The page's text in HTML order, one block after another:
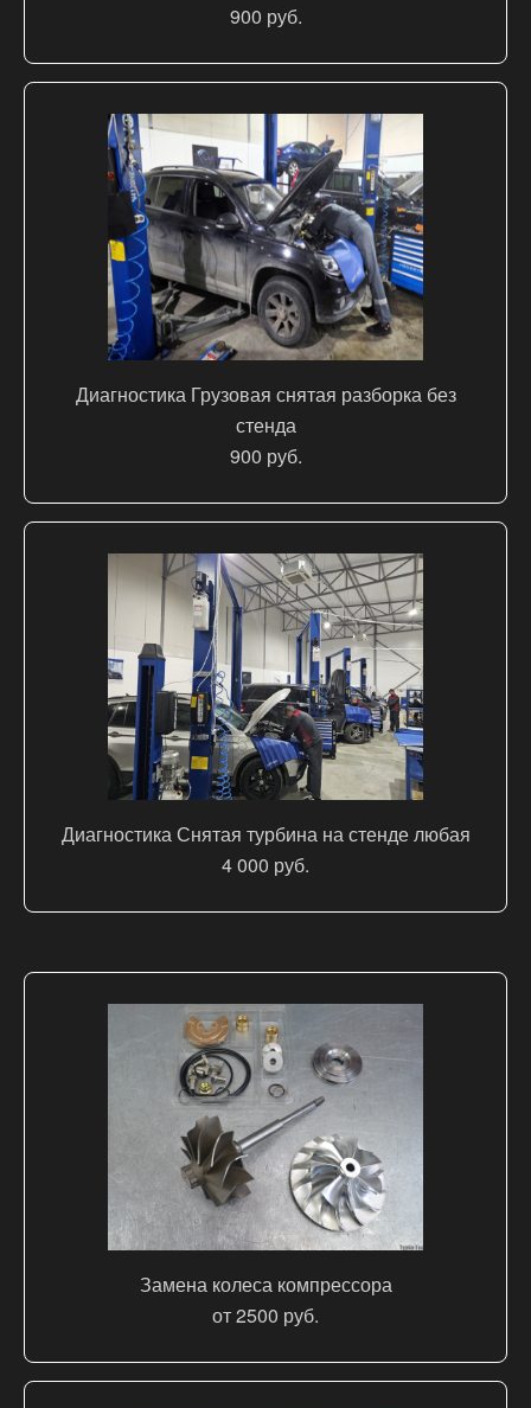
900 руб.
Диагностика Грузовая снятая разборка без
стенда
900 руб.
Диагностика Снятая турбина на стенде любая
4 000 руб.
Замена колеса компрессора
от 2500 руб.